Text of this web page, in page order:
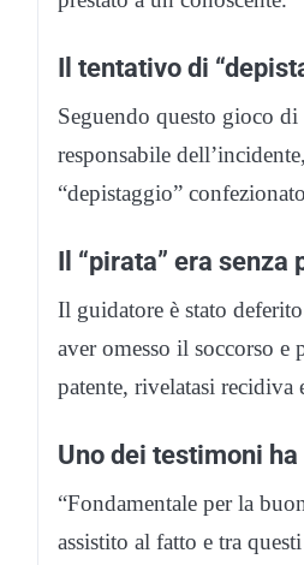
Il tentativo di
Seguendo questo gioco
responsabile
“depistaggio”
Il “pirata” era senza
Il guidatore è stato
aver omesso il soccorso e
patente, rivelatasi
Uno dei testimoni
“Fondamentale per la
assistito al fatto e tra